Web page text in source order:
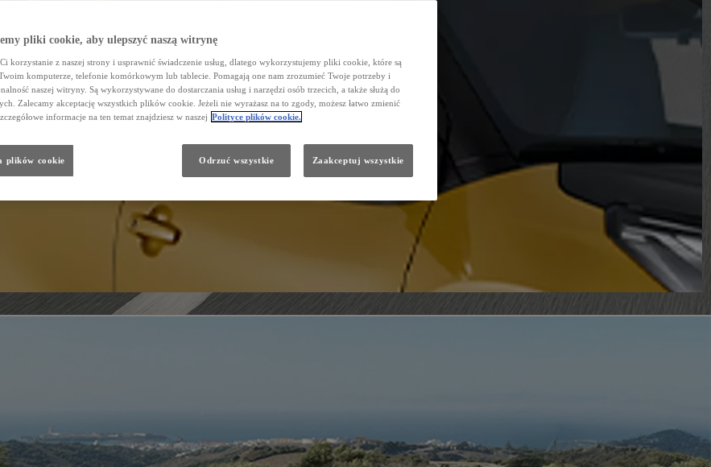
pliki cookie, aby ulepszyć naszą witrynę
korzystanie z naszej strony i usprawnić świadczenie usług, dlatego wykorzystujemy pliki cookie, które są
komputerze, telefonie komórkowym lub tablecie. Pomagają one nam zrozumieć Twoje potrzeby i
naszej witryny. Są wykorzystywane do dostarczania usług i narzędzi osób trzecich, a także służą do
Zalecamy akceptację wszystkich plików cookie. Jeżeli nie wyrażasz na to zgody, możesz łatwo zmienić
informacje na ten temat znajdziesz w naszej Polityce plików cookie.
plików cookie Odrzuć wszystkie Zaakceptuj wszystkie